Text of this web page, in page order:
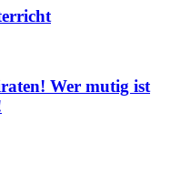
Wer mutig ist